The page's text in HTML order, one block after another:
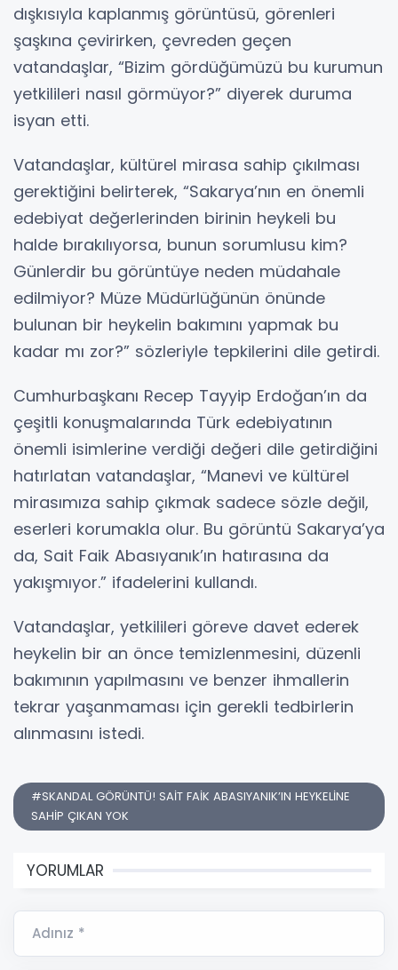
dışkısıyla kaplanmış görüntüsü, görenleri
şaşkına çevirirken, çevreden geçen
vatandaşlar, “Bizim gördüğümüzü bu kurumun
yetkilileri nasıl görmüyor?” diyerek duruma
isyan etti.
Vatandaşlar, kültürel mirasa sahip çıkılması
gerektiğini belirterek, “Sakarya’nın en önemli
edebiyat değerlerinden birinin heykeli bu
halde bırakılıyorsa, bunun sorumlusu kim?
Günlerdir bu görüntüye neden müdahale
edilmiyor? Müze Müdürlüğünün önünde
bulunan bir heykelin bakımını yapmak bu
kadar mı zor?” sözleriyle tepkilerini dile getirdi.
Cumhurbaşkanı Recep Tayyip Erdoğan’ın da
çeşitli konuşmalarında Türk edebiyatının
önemli isimlerine verdiği değeri dile getirdiğini
hatırlatan vatandaşlar, “Manevi ve kültürel
mirasımıza sahip çıkmak sadece sözle değil,
eserleri korumakla olur. Bu görüntü Sakarya’ya
da, Sait Faik Abasıyanık’ın hatırasına da
yakışmıyor.” ifadelerini kullandı.
Vatandaşlar, yetkilileri göreve davet ederek
heykelin bir an önce temizlenmesini, düzenli
bakımının yapılmasını ve benzer ihmallerin
tekrar yaşanmaması için gerekli tedbirlerin
alınmasını istedi.
#SKANDAL GÖRÜNTÜ! SAİT FAİK ABASIYANIK’IN HEYKELİNE
SAHİP ÇIKAN YOK
YORUMLAR
Adınız *